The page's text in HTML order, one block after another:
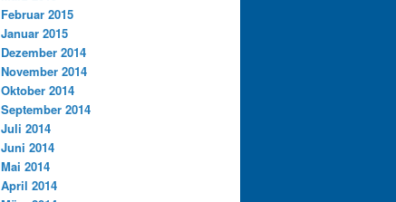
Februar 2015
Januar 2015
Dezember 2014
November 2014
Oktober 2014
September 2014
Juli 2014
Juni 2014
Mai 2014
April 2014